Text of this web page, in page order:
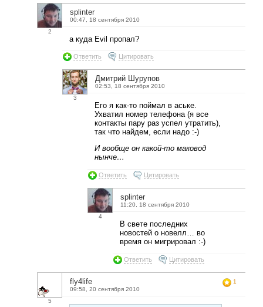
2
splinter
00:47, 18 сентября 2010
а куда Evil пропал?
Ответить Цитировать
3
Дмитрий Шурупов
02:53, 18 сентября 2010
Его я как-то поймал в аське.
Ухватил номер телефона (я все
контакты пару раз успел утратить),
так что найдем, если надо :-)
И вообще он какой-то маковод
нынче…
Ответить Цитировать
4
splinter
11:20, 18 сентября 2010
В свете последних
новостей о новелл… во
время он мигрировал :-)
Ответить Цитировать
5
fly4life
09:58, 20 сентября 2010
1